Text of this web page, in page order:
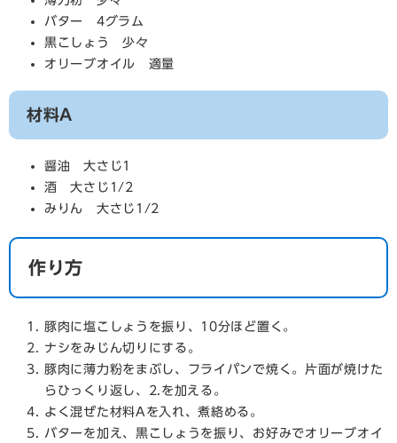
バター 4グラム
黒こしょう 少々
オリーブオイル 適量
材料A
醤油 大さじ1
酒 大さじ1/2
みりん 大さじ1/2
作り方
豚肉に塩こしょうを振り、10分ほど置く。
ナシをみじん切りにする。
豚肉に薄力粉をまぶし、フライパンで焼く。片面が焼けた
らひっくり返し、2.を加える。
よく混ぜた材料Aを入れ、煮絡める。
バターを加え、黒こしょうを振り、お好みでオリーブオイ